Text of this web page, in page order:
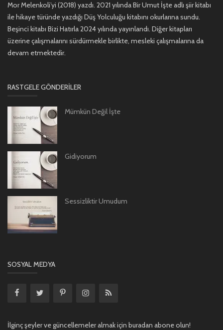
Mor Melenkoli’yi (2018) yazdı. 2021 yılında Bir Umut İşte adlı şiir kitabı
ile hikaye türünde yazdığı Düş Yolculuğu kitabını okurlarına sundu.
Beşinci kitabı Bizi Hatırla 2024 yılında yayınlandı. Diğer kitapları
üzerine çalışmalarını sürdürmekle birlikte, mesleki çalışmalarına da
devam etmektedir.
RASTGELE GÖNDERILER
Mümkün Değil İşte
Gidiyorum
Sessizliktir Umudum
SOSYAL MEDYA
İlginç şeyler ve güncellemeler almak için buradan abone olun!